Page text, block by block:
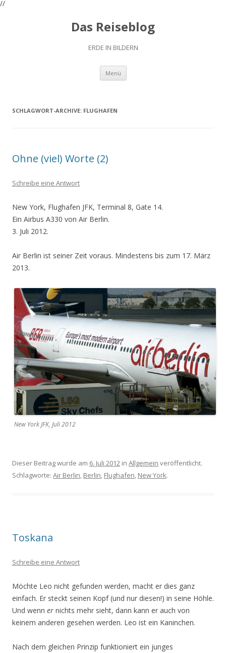
//
Das Reiseblog
ERDE IN BILDERN
Menü Zum
springen
SCHLAGWORT-ARCHIVE: FLUGHAFEN
Ohne (viel) Worte (2)
Schreibe eine Antwort
New York, Flughafen JFK, Terminal 8, Gate 14.
Ein Airbus A330 von Air Berlin.
3. Juli 2012.
Air Berlin ist seiner Zeit voraus. Mindestens bis zum 17. März
2013.
New York JFK, Juli 2012
Dieser Beitrag wurde am 6. Juli 2012 in Allgemein veröffentlicht.
Schlagworte: Air Berlin, Berlin, Flughafen, New York.
Toskana
Schreibe eine Antwort
Möchte Leo nicht gefunden werden, macht er dies ganz
einfach. Er steckt seinen Kopf (und nur diesen!) in seine Höhle.
Und wenn er nichts mehr sieht, dann kann er auch von
keinem anderen gesehen werden. Leo ist ein Kaninchen.
Nach dem gleichen Prinzip funktioniert ein junges